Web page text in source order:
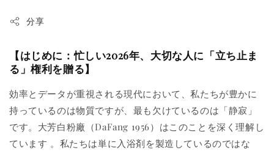
分享
【はじめに：忙しい2026年、大切な人に「立ち止ま
る」権利を贈る】
効率とデータが重視される現代において、私たちが豊かに
持っているのは物質ですが、最も欠けているのは「静寂」
です。大芳白粉廠（DaFang 1956）はこのことを深く理解し
ています 。私たちは単に入浴剤を製造しているのではな